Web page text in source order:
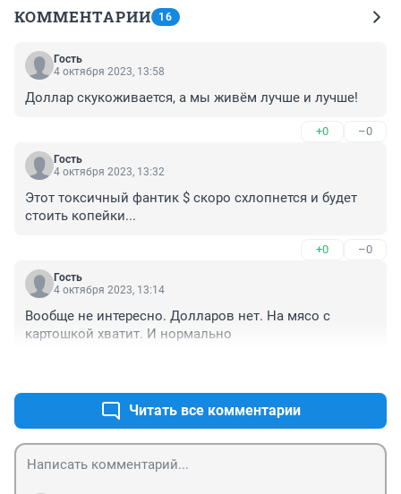
КОММЕНТАРИИ 16
Гость
4 октября 2023, 13:58
Доллар скукоживается, а мы живём лучше и лучше!
+0 –0
Гость
4 октября 2023, 13:32
Этот токсичный фантик $ скоро схлопнется и будет
стоить копейки...
+0 –0
Гость
4 октября 2023, 13:14
Вообще не интересно. Долларов нет. На мясо с
картошкой хватит. И нормально
Читать все комментарии